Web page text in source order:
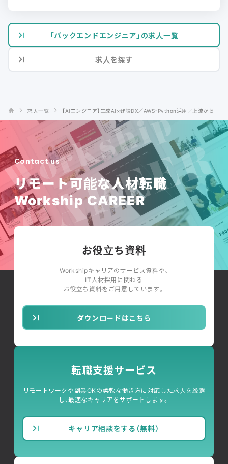
「バックエンドエンジニア」の求人一覧
求人を探す
求人一覧 【AIエンジニア】生成AI×建設DX／AWS・Python活用／上流から一貫
Contact us
リモート可能な人材転職
Workship CAREER
お役立ち資料
Workshipキャリアのサービス資料や、
IT人材採用に関わる
お役立ち資料をご用意しています。
ダウンロードはこちら
転職支援サービス
リモートワークや副業OKの柔軟な働き方に対応した求人を厳選
し、最適なキャリアをサポートします。
キャリア相談をする（無料）